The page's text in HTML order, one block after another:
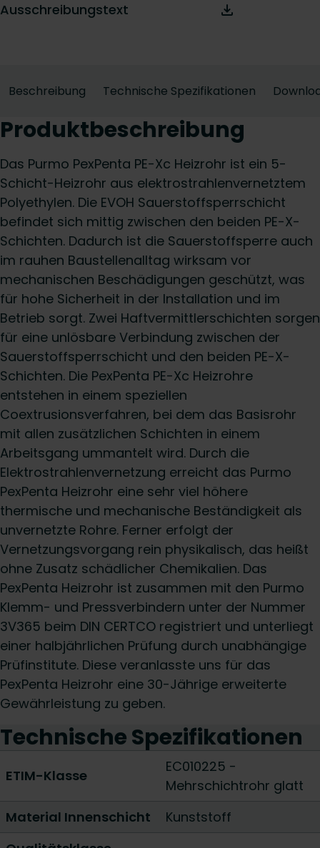
Ausschreibungstext
Beschreibung Technische Spezifikationen
Produktbeschreibung
Das Purmo PexPenta PE-Xc Heizrohr ist ein 5-
Schicht-Heizrohr aus elektrostrahlenvernetztem
Polyethylen. Die EVOH Sauerstoffsperrschicht
befindet sich mittig zwischen den beiden PE-X-
Schichten. Dadurch ist die Sauerstoffsperre auch
im rauhen Baustellenalltag wirksam vor
mechanischen Beschädigungen geschützt, was
für hohe Sicherheit in der Installation und im
Betrieb sorgt. Zwei Haftvermittlerschichten sorgen
für eine unlösbare Verbindung zwischen der
Sauerstoffsperrschicht und den beiden PE-X-
Schichten. Die PexPenta PE-Xc Heizrohre
entstehen in einem speziellen
Coextrusionsverfahren, bei dem das Basisrohr
mit allen zusätzlichen Schichten in einem
Arbeitsgang ummantelt wird. Durch die
Elektrostrahlenvernetzung erreicht das Purmo
PexPenta Heizrohr eine sehr viel höhere
thermische und mechanische Beständigkeit als
unvernetzte Rohre. Ferner erfolgt der
Vernetzungsvorgang rein physikalisch, das heißt
ohne Zusatz schädlicher Chemikalien. Das
PexPenta Heizrohr ist zusammen mit den Purmo
Klemm- und Pressverbindern unter der Nummer
3V365 beim DIN CERTCO registriert und unterliegt
einer halbjährlichen Prüfung durch unabhängige
Prüfinstitute. Diese veranlasste uns für das
PexPenta Heizrohr eine 30-Jährige erweiterte
Gewährleistung zu geben.
Technische Spezifikationen
ETIM-Klasse
EC010225 -
Mehrschichtrohr glatt
Material Innenschicht
Kunststoff